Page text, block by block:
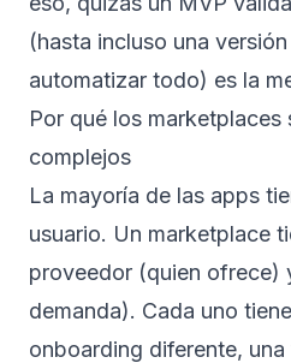
(hasta incluso una
automatizar todo) es la
Por qué los marketplaces
complejos
La mayoría de las apps
usuario. Un marketplace
proveedor (quien ofrece)
demanda). Cada uno
onboarding diferente,